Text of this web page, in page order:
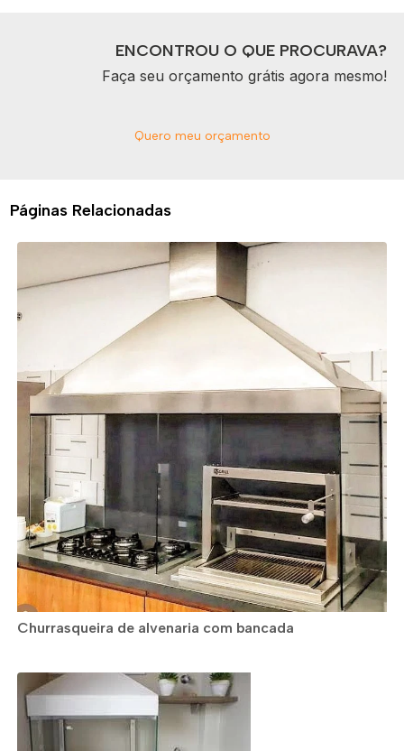
ENCONTROU O QUE PROCURAVA?
Faça seu orçamento grátis agora mesmo!
Quero meu orçamento
Páginas Relacionadas
Churrasqueira de alvenaria com bancada